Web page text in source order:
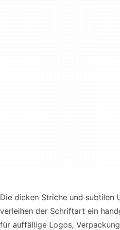
Die dicken Striche und subtilen
verleihen der Schriftart ein
für auffällige Logos,